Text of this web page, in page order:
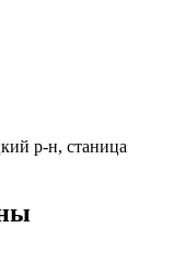
р-н, станица